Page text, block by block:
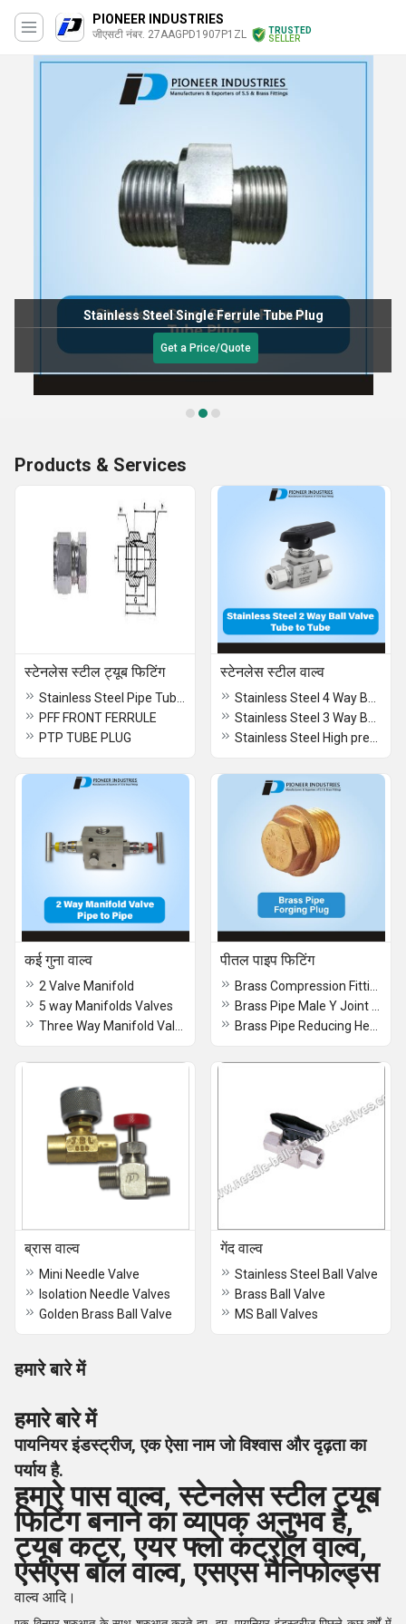
PIONEER INDUSTRIES
जीएसटी नंबर. 27AAGPD1907P1ZL
TRUSTED
SELLER
Stainless Steel Single Ferrule Tube Plug
Get a Price/Quote
Products & Services
स्टेनलेस स्टील ट्यूब फिटिंग
PFF FRONT FERRULE
PTP TUBE PLUG
स्टेनलेस स्टील वाल्व
कई गुना वाल्व
2 Valve Manifold
5 way Manifolds Valves
पीतल पाइप फिटिंग
ब्रास वाल्व
Mini Needle Valve
Isolation Needle Valves
Golden Brass Ball Valve
गेंद वाल्व
Stainless Steel Ball Valve
Brass Ball Valve
MS Ball Valves
हमारे बारे में
हमारे बारे में
पायनियर इंडस्ट्रीज, एक ऐसा नाम जो विश्वास और दृढ़ता का
पर्याय है.
हमारे पास वाल्व, स्टेनलेस स्टील ट्यूब
फिटिंग बनाने का व्यापक अनुभव है,
ट्यूब कटर, एयर फ्लो कंट्रोल वाल्व,
एसएस बॉल वाल्व, एसएस मैनिफोल्ड्स
वाल्व आदि।